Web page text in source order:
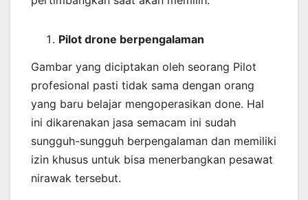
Pilot drone berpengalaman
Gambar yang diciptakan oleh seorang Pilot
profesional pasti tidak sama dengan orang
yang baru belajar mengoperasikan done. Hal
ini dikarenakan jasa semacam ini sudah
sungguh-sungguh berpengalaman dan memiliki
izin khusus untuk bisa menerbangkan pesawat
nirawak tersebut.